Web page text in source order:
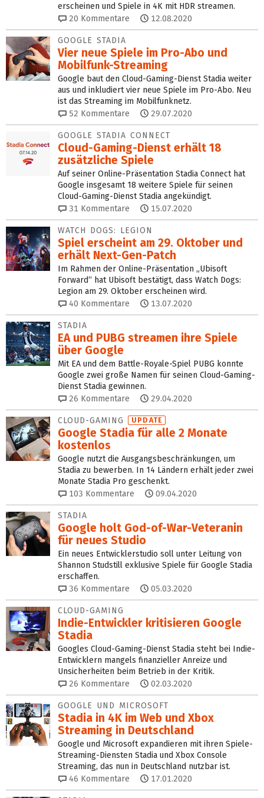
erscheinen und Spiele in 4K mit HDR streamen.
20 Kommentare 12.08.2020
GOOGLE STADIA
Vier neue Spiele im Pro-Abo und
Mobilfunk-Streaming
Google baut den Cloud-Gaming-Dienst Stadia weiter
aus und inkludiert vier neue Spiele im Pro-Abo. Neu
ist das Streaming im Mobilfunknetz.
52 Kommentare 29.07.2020
GOOGLE STADIA CONNECT
Cloud-Gaming-Dienst erhält 18
zusätzliche Spiele
Auf seiner Online-Präsentation Stadia Connect hat
Google insgesamt 18 weitere Spiele für seinen
Cloud-Gaming-Dienst Stadia angekündigt.
31 Kommentare 15.07.2020
WATCH DOGS: LEGION
Spiel erscheint am 29. Oktober und
erhält Next-Gen-Patch
Im Rahmen der Online-Präsentation „Ubisoft
Forward“ hat Ubisoft bestätigt, dass Watch Dogs:
Legion am 29. Oktober erscheinen wird.
40 Kommentare 13.07.2020
STADIA
EA und PUBG streamen ihre Spiele
über Google
Mit EA und dem Battle-Royale-Spiel PUBG konnte
Google zwei große Namen für seinen Cloud-Gaming-
Dienst Stadia gewinnen.
26 Kommentare 29.04.2020
CLOUD-GAMING UPDATE
Google Stadia für alle 2 Monate
kostenlos
Google nutzt die Ausgangsbeschränkungen, um
Stadia zu bewerben. In 14 Ländern erhält jeder zwei
Monate Stadia Pro geschenkt.
103 Kommentare 09.04.2020
STADIA
Google holt God-of-War-Veteranin
für neues Studio
Ein neues Entwicklerstudio soll unter Leitung von
Shannon Studstill exklusive Spiele für Google Stadia
erschaffen.
36 Kommentare 05.03.2020
CLOUD-GAMING
Indie-Entwickler kritisieren Google
Stadia
Googles Cloud-Gaming-Dienst Stadia steht bei Indie-
Entwicklern mangels finanzieller Anreize und
Unsicherheiten beim Betrieb in der Kritik.
26 Kommentare 02.03.2020
GOOGLE UND MICROSOFT
Stadia in 4K im Web und Xbox
Streaming in Deutschland
Google und Microsoft expandieren mit ihren Spiele-
Streaming-Diensten Stadia und Xbox Console
Streaming, das nun in Deutschland nutzbar ist.
46 Kommentare 17.01.2020